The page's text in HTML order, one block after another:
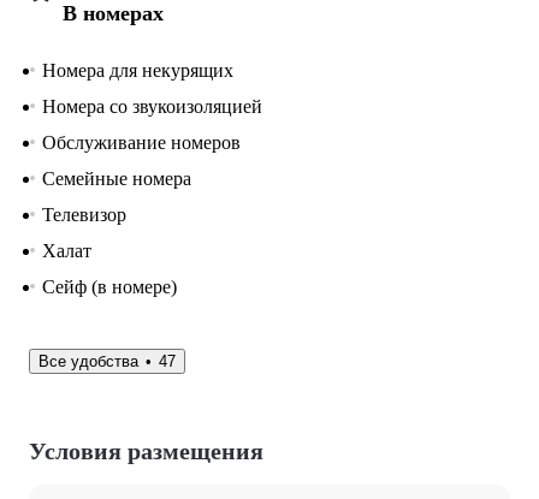
В номерах
Номера для некурящих
Номера со звукоизоляцией
Обслуживание номеров
Семейные номера
Телевизор
Халат
Сейф (в номере)
Все удобства 47
Условия размещения